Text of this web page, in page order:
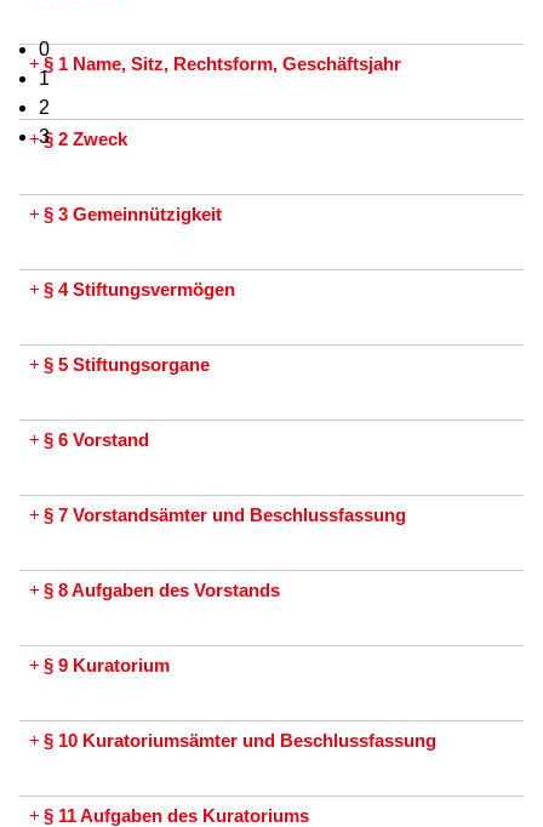
0
1
2
3
+ § 1 Name, Sitz, Rechtsform, Geschäftsjahr
+ § 2 Zweck
+ § 3 Gemeinnützigkeit
+ § 4 Stiftungsvermögen
+ § 5 Stiftungsorgane
+ § 6 Vorstand
+ § 7 Vorstandsämter und Beschlussfassung
+ § 8 Aufgaben des Vorstands
+ § 9 Kuratorium
+ § 10 Kuratoriumsämter und Beschlussfassung
+ § 11 Aufgaben des Kuratoriums